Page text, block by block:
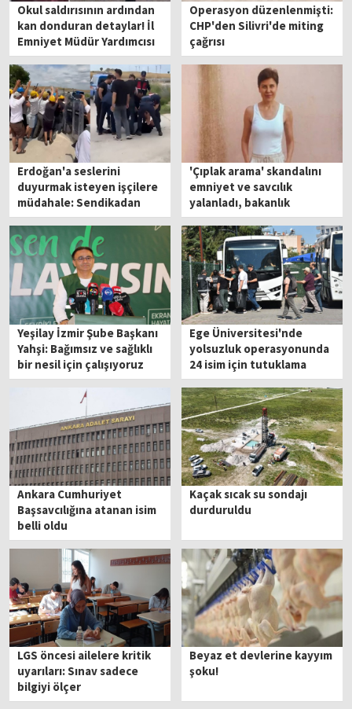
Okul saldırısının ardından
kan donduran detaylar! İl
Emniyet Müdür Yardımcısı
ilk kez konuştu
Operasyon düzenlenmişti:
CHP'den Silivri'de miting
çağrısı
Erdoğan'a seslerini
duyurmak isteyen işçilere
müdahale: Sendikadan
'ambulans' çağrısı!
'Çıplak arama' skandalını
emniyet ve savcılık
yalanladı, bakanlık
soruşturma başlattı
Yeşilay İzmir Şube Başkanı
Yahşi: Bağımsız ve sağlıklı
bir nesil için çalışıyoruz
Ege Üniversitesi'nde
yolsuzluk operasyonunda
24 isim için tutuklama
kararı!
Ankara Cumhuriyet
Başsavcılığına atanan isim
belli oldu
Kaçak sıcak su sondajı
durduruldu
LGS öncesi ailelere kritik
uyarıları: Sınav sadece
bilgiyi ölçer
Beyaz et devlerine kayyım
şoku!